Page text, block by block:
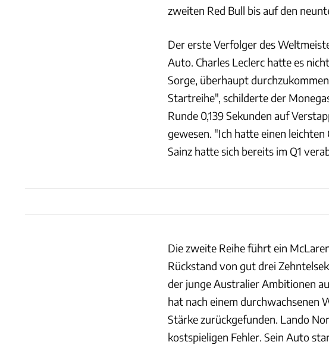
zweiten Red Bull bis auf den
Der erste Verfolger des
Auto. Charles Leclerc hatte es
Sorge, überhaupt
Startreihe", schilderte der
Runde 0,139 Sekunden auf
gewesen. "Ich hatte einen
Sainz hatte sich bereits im Q1
Die zweite Reihe führt ein
Rückstand von gut drei
der junge Australier Ambitionen
hat nach einem durchwachsenen
Stärke zurückgefunden. Lando
kostspieligen Fehler. Sein Auto